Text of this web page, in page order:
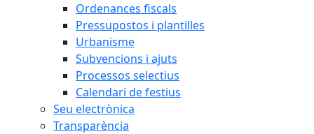
Ordenances fiscals
Pressupostos i plantilles
Urbanisme
Subvencions i ajuts
Processos selectius
Calendari de festius
Seu electrònica
Transparència